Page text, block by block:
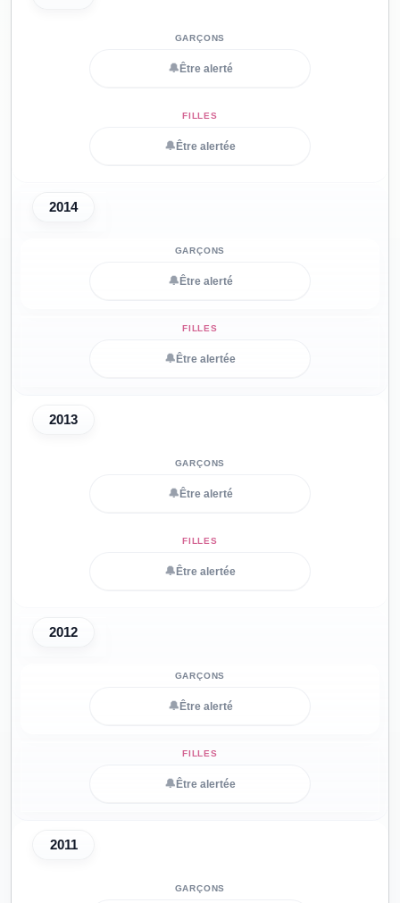
🔔 Être alerté
🔔 Être alertée
2014
🔔 Être alerté
🔔 Être alertée
2013
🔔 Être alerté
🔔 Être alertée
2012
🔔 Être alerté
🔔 Être alertée
2011